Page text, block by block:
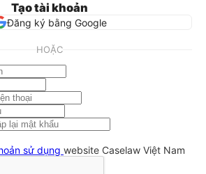
Tạo tài khoản
Đăng ký bằng Google
HOẶC
sử dụng website Caselaw Việt Nam